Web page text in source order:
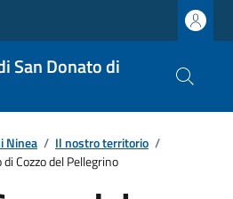
San Donato di
Ninea / Il nostro territorio /
di Cozzo del Pellegrino